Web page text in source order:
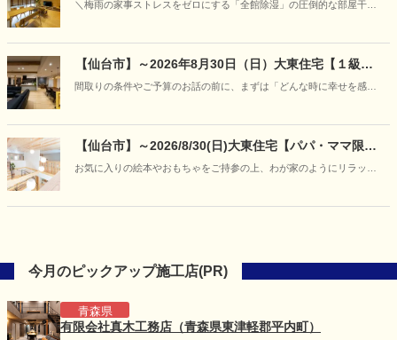
＼梅雨の家事ストレスをゼロにする「全館除湿」の圧倒的な部屋干し
【仙台市】～2026年8月30日（日）大東住宅【１級建
築士と紡ぐ家づくり】「あなただけの『美しい日常』
間取りの条件やご予算のお話の前に、まずは「どんな時に幸せを感じ
【仙台市】～2026/8/30(日)大東住宅【パパ・ママ限
定】キッズデザイン賞受賞の住まいを貸し切り体験
お気に入りの絵本やおもちゃをご持参の上、わが家のようにリラック
今月のピックアップ施工店(PR)
青森県
有限会社真木工務店（青森県東津軽郡平内町）